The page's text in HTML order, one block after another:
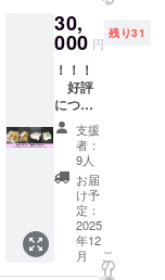
るお名
前とふ
りがな
をご記
入くだ
さい。
■プロ
ジェク
ト進捗
レポー
トメー
ルを毎
月送信
しま
す。
供）を
送りま
送は、
搾油施
設稼働
後の
2025年
秋以
降、当
初の１
００
セット
の発送
完了後
グ記念
ラベ
ル。発
送は、
搾油施
設稼働
後の
2025年
秋の予
定にな
りま
す。 ※
原材料
及び添
加物等
30,
000 円
残り31
！！！
好評
につ
き、限
定40
セット
追
加 ！
！！
【プラ
ン４】
とうふ
支援
者：
9人
お届
け予
定：
2025
年12
月
こ
の
リ